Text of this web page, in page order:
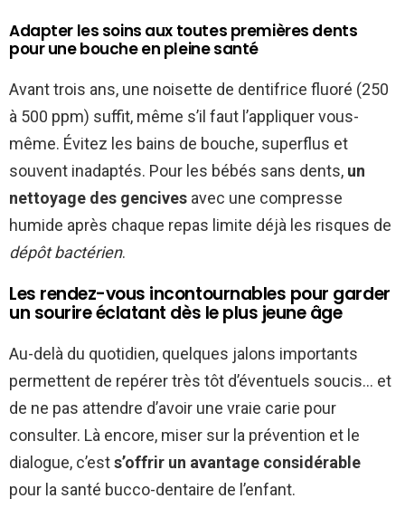
Adapter les soins aux toutes premières dents
pour une bouche en pleine santé
Avant trois ans, une noisette de dentifrice fluoré (250
à 500 ppm) suffit, même s’il faut l’appliquer vous-
même. Évitez les bains de bouche, superflus et
souvent inadaptés. Pour les bébés sans dents, un
nettoyage des gencives avec une compresse
humide après chaque repas limite déjà les risques de
dépôt bactérien.
Les rendez-vous incontournables pour garder
un sourire éclatant dès le plus jeune âge
Au-delà du quotidien, quelques jalons importants
permettent de repérer très tôt d’éventuels soucis… et
de ne pas attendre d’avoir une vraie carie pour
consulter. Là encore, miser sur la prévention et le
dialogue, c’ests’offrir un avantage considérable
pour la santé bucco-dentaire de l’enfant.